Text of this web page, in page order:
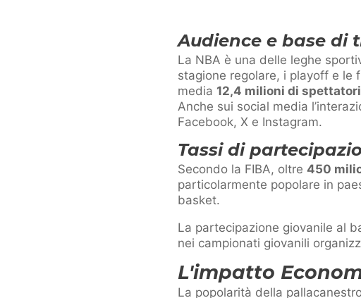
Audience e base di
La NBA è una delle leghe
stagione regolare, i playoff e le
media 12,4 milioni di
Anche sui social media
Facebook, X e Instagram.
Tassi di
Secondo la FIBA, oltre 450
particolarmente popolare in
basket.
La partecipazione giovanile al
nei campionati giovanili
L'impatto
La popolarità della